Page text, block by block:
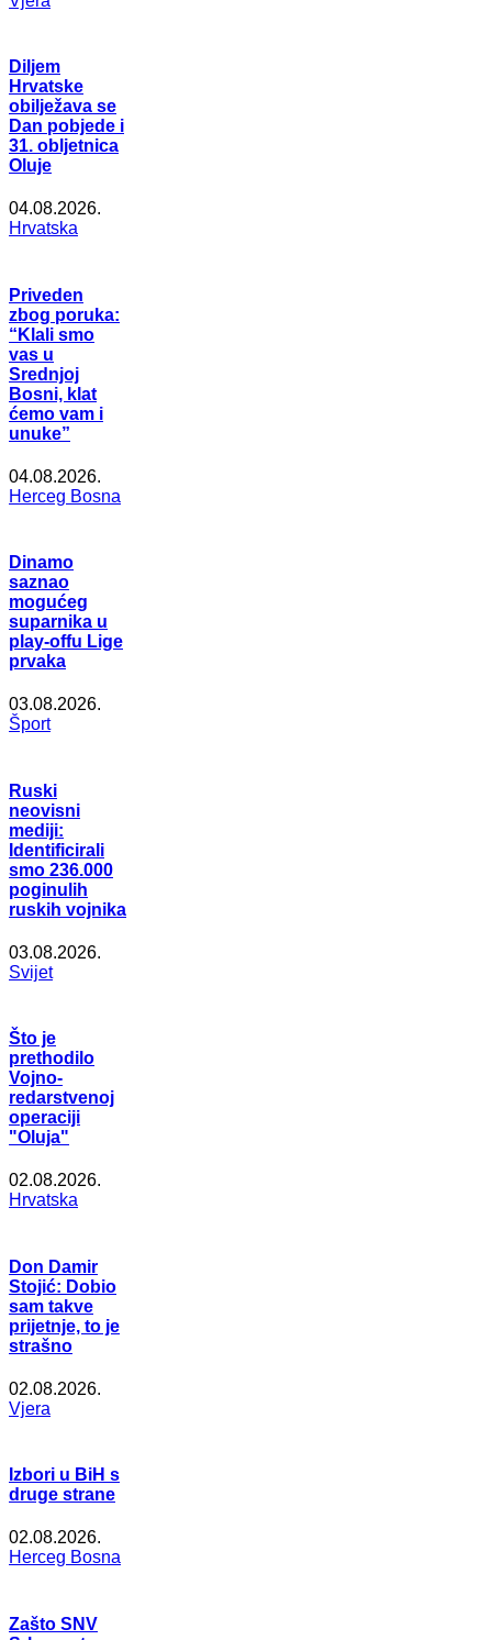
Diljem
Hrvatske
obilježava se
Dan pobjede i
31. obljetnica
Oluje
04.08.2026.
Hrvatska
Priveden
zbog poruka:
“Klali smo
vas u
Srednjoj
Bosni, klat
ćemo vam i
unuke”
04.08.2026.
Herceg Bosna
Dinamo
saznao
mogućeg
suparnika u
play-offu Lige
prvaka
03.08.2026.
Šport
Ruski
neovisni
mediji:
Identificirali
smo 236.000
poginulih
ruskih vojnika
03.08.2026.
Svijet
Što je
prethodilo
Vojno-
redarstvenoj
operaciji
"Oluja"
02.08.2026.
Hrvatska
Don Damir
Stojić: Dobio
sam takve
prijetnje, to je
strašno
02.08.2026.
Vjera
Izbori u BiH s
druge strane
02.08.2026.
Herceg Bosna
Zašto SNV